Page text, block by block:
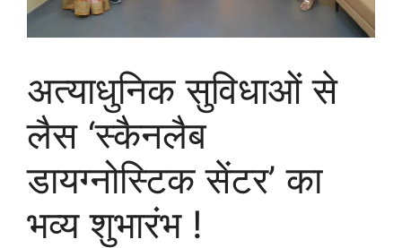
अत्याधुनिक सुविधाओं से
लैस ‘स्कैनलैब
डायग्नोस्टिक सेंटर’ का
भव्य शुभारंभ !